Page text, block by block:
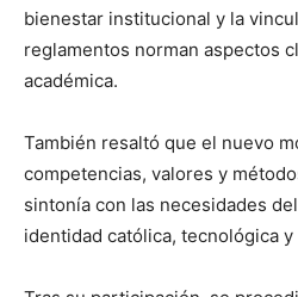
bienestar institucional y la
reglamentos norman aspectos
académica.
También resaltó que el nuevo
competencias, valores y
sintonía con las necesidades
identidad católica, tecnológica